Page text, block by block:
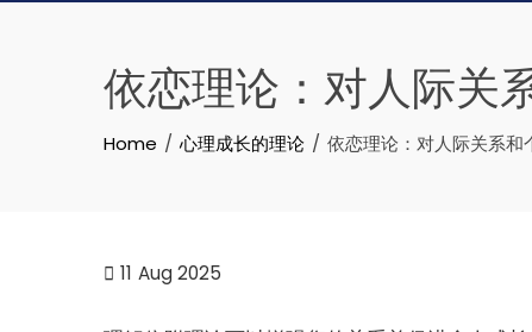
依恋理论：对人际关
Home 心理成长的理论 依恋理论：对人际关系和
11 Aug 2025